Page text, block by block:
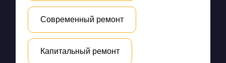
Современный ремонт
Капитальный ремонт